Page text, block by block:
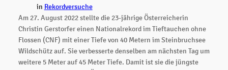
in Rekordversuche
Am 27. August 2022 stellte die 23-jährige Österreicherin
Christin Gerstorfer einen Nationalrekord im Tieftauchen ohne
Flossen (CNF) mit einer Tiefe von 40 Metern im Steinbruchsee
Wildschütz auf. Sie verbesserte denselben am nächsten Tag um
weitere 5 Meter auf 45 Meter Tiefe. Damit ist sie die jüngste